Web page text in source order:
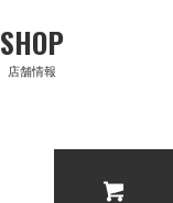
SHOP
店舗情報